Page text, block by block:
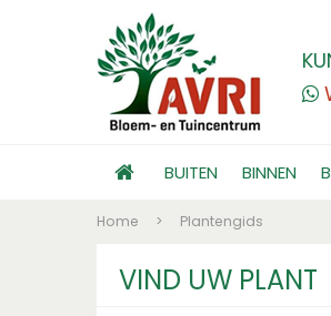
Home > Plantengids
BUITEN BINNEN
VIND UW PLANT